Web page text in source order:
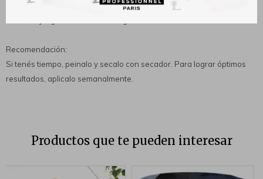
algunos instantes y esperá 15 'minutos, dando calor si es posible. Por
Recomendación:
Si tenés tiempo, peinalo y secalo con secador. Para lograr óptimos
resultados, aplicalo semanalmente.
Productos que te pueden interesar